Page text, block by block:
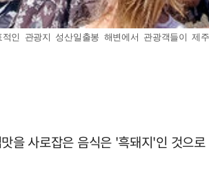
인 관광지 성산일출봉 해변에서 관광객들이 제
을 사로잡은 음식은 '흑돼지'인 것으